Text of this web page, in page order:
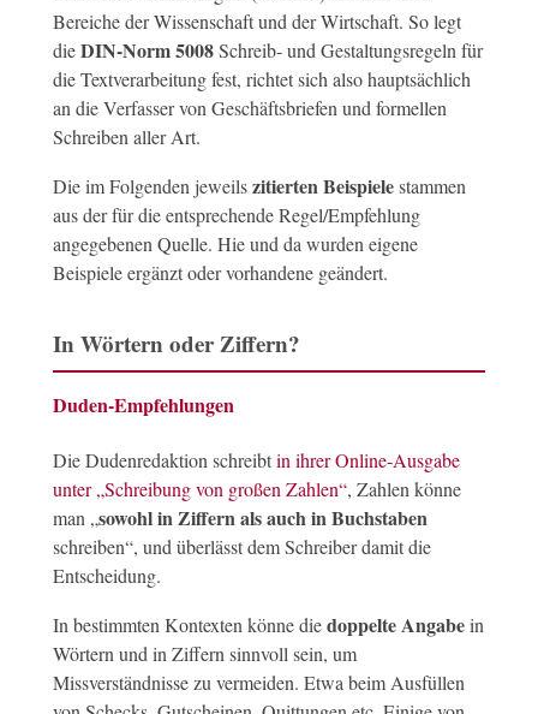
Bereiche der Wissenschaft und der Wirtschaft. So legt
dieDIN-Norm 5008Schreib‑ und Gestaltungsregeln für
die Textverarbeitung fest, richtet sich also hauptsächlich
an die Verfasser von Geschäftsbriefen und formellen
Schreiben aller Art.
Die im Folgenden jeweilszitierten Beispielestammen
aus der für die entsprechende Regel/Empfehlung
angegebenen Quelle. Hie und da wurden eigene
Beispiele ergänzt oder vorhandene geändert.
In Wörtern oder Ziffern?
Duden-Empfehlungen
Die Dudenredaktion schreibtin ihrer Online-Ausgabe
unter „Schreibung von großen Zahlen“, Zahlen könne
man „sowohl in Ziffern als auch in Buchstaben
schreiben“, und überlässt dem Schreiber damit die
Entscheidung.
In bestimmten Kontexten könne diedoppelte Angabein
Wörtern und in Ziffern sinnvoll sein, um
Missverständnisse zu vermeiden. Etwa beim Ausfüllen